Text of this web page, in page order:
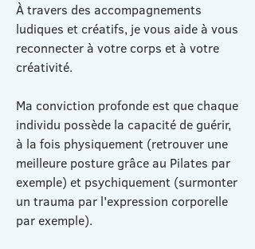
À travers des accompagnements
ludiques et créatifs, je vous aide à vous
reconnecter à votre corps et à votre
créativité.
Ma conviction profonde est que chaque
individu possède la capacité de guérir,
à la fois physiquement (retrouver une
meilleure posture grâce au Pilates par
exemple) et psychiquement (surmonter
un trauma par l'expression corporelle
par exemple).